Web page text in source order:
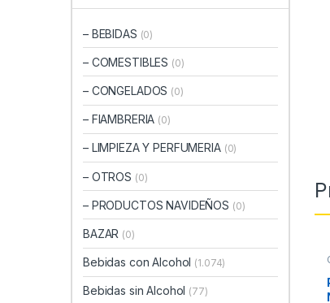
– BEBIDAS (0)
– COMESTIBLES (0)
– CONGELADOS (0)
– FIAMBRERIA (0)
– LIMPIEZA Y PERFUMERIA (0)
– OTROS (0)
– PRODUCTOS NAVIDEÑOS (0)
BAZAR (0)
Bebidas con Alcohol (1.074)
Bebidas sin Alcohol (77)